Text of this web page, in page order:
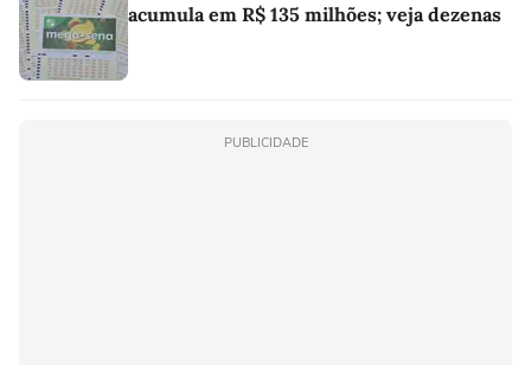
acumula em R$ 135 milhões; veja dezenas
PUBLICIDADE